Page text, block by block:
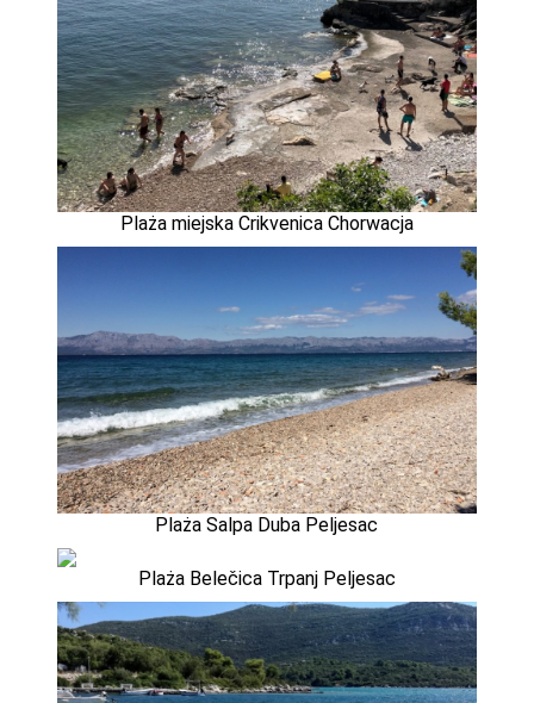
Plaża miejska Crikvenica Chorwacja
Plaża Salpa Duba Peljesac
Plaża Belečica Trpanj Peljesac